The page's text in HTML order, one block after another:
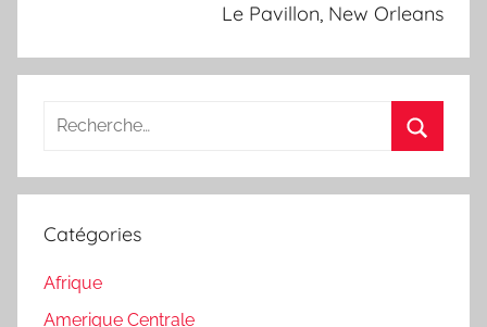
Le Pavillon, New Orleans
Recherche
:
Catégories
Afrique
Amerique Centrale